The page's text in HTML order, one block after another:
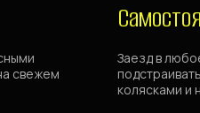
Заезд в
колясками и
свежем